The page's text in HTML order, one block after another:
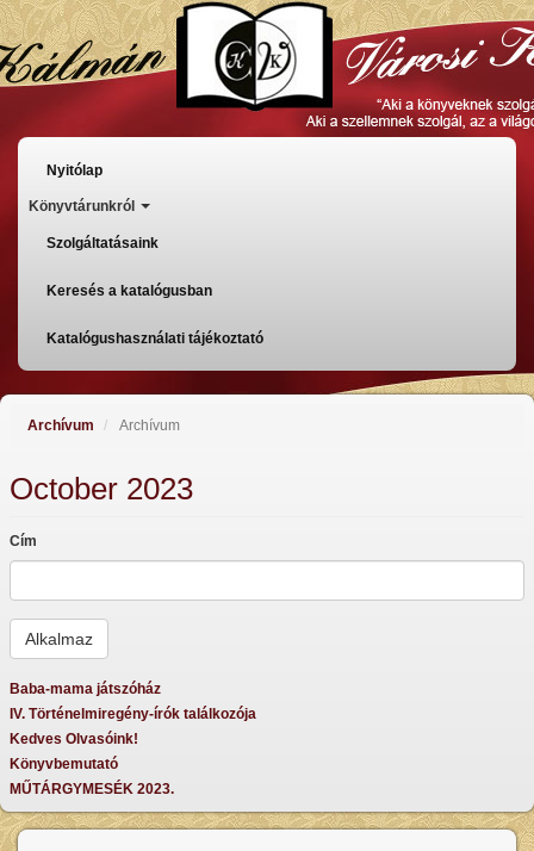
Skip
to
main
content
Főmenü
Nyitólap
Könyvtárunkról
Szolgáltatásaink
Keresés a katalógusban
Katalógushasználati tájékoztató
Archívum Archívum
October 2023
Cím
Baba-mama játszóház
IV. Történelmiregény-írók találkozója
Kedves Olvasóink!
Könyvbemutató
MŰTÁRGYMESÉK 2023.